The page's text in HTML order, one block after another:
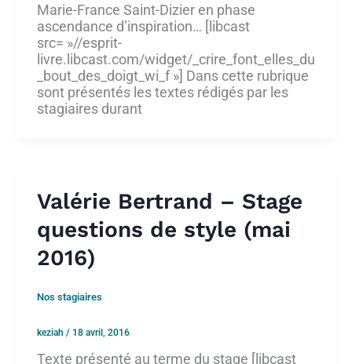
Marie-France Saint-Dizier en phase
ascendance d’inspiration… [libcast
src= »//esprit-
livre.libcast.com/widget/_crire_font_elles_du
_bout_des_doigt_wi_f »] Dans cette rubrique
sont présentés les textes rédigés par les
stagiaires durant
Valérie Bertrand – Stage
questions de style (mai
2016)
Nos stagiaires
keziah / 18 avril, 2016
Texte présenté au terme du stage [libcast